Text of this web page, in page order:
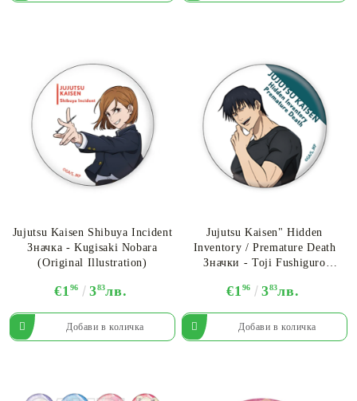
Jujutsu Kaisen Shibuya Incident
Значкa - Kugisaki Nobara
(Original Illustration)
€1 96 383лв.
Jujutsu Kaisen" Hidden
Inventory / Premature Death
Значки - Toji Fushiguro
€1 96 383лв.